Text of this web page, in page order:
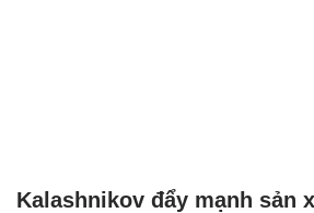
Kalashnikov đẩy mạnh sản